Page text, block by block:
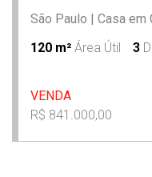
São Paulo | Casa em
120 m² Área Útil 3
VENDA
R$ 841.000,00